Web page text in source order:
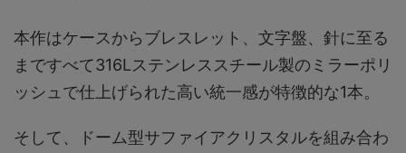
本作はケースからブレスレット、文字盤、針に至る
まですべて316Lステンレススチール製のミラーポリ
ッシュで仕上げられた高い統一感が特徴的な1本。
そして、ドーム型サファイアクリスタルを組み合わ